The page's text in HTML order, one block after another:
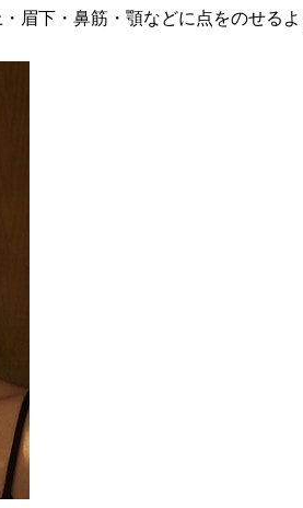
眉下・鼻筋・顎などに点をのせる